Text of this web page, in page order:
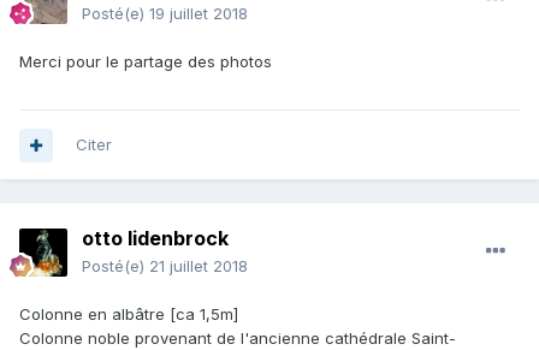
Posté(e) 19 juillet 2018
Merci pour le partage des photos
Citer
otto lidenbrock
Posté(e) 21 juillet 2018
Colonne en albâtre [ca 1,5m]
Colonne noble provenant de l'ancienne cathédrale Saint-